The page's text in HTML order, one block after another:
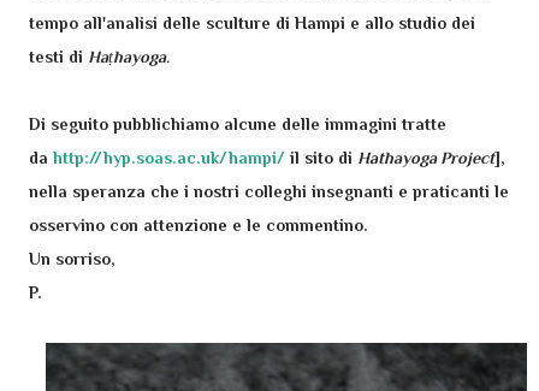
tempo all'analisi delle sculture di Hampi e allo studio dei
testi di Haṭhayoga.
Di seguito pubblichiamo alcune delle immagini tratte
da http://hyp.soas.ac.uk/hampi/ il sito di Hathayoga Project],
nella speranza che i nostri colleghi insegnanti e praticanti le
osservino con attenzione e le commentino.
Un sorriso,
P.